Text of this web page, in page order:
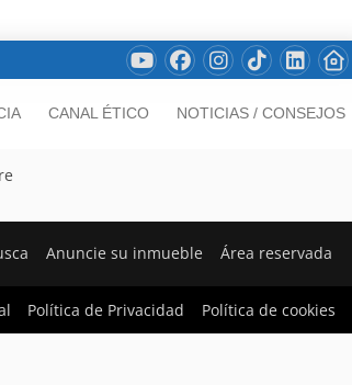
CANAL ÉTICO NOTICIAS / CONSEJOS
Anuncie su inmueble Área reservada
Política de Privacidad Política de cookies